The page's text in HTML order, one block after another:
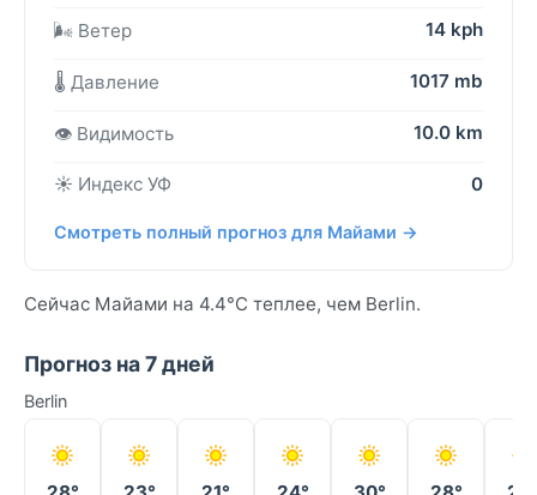
🌬️ Ветер
14 kph
🌡️ Давление 1017 mb
👁️ Видимость 10.0 km
☀️ Индекс УФ 0
Смотреть полный прогноз для Майами →
Сейчас Майами на 4.4°C теплее, чем Berlin.
Прогноз на 7 дней
Berlin